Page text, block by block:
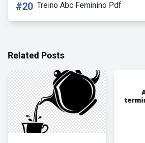
#20 Treino Abc Feminino Pdf
Related Posts